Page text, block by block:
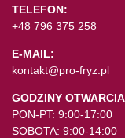
TELEFON:
+48 796 375 258
E-MAIL:
kontakt@pro-fryz.pl
GODZINY
PON-PT: 9:00-17:00
SOBOTA: 9:00-14:00